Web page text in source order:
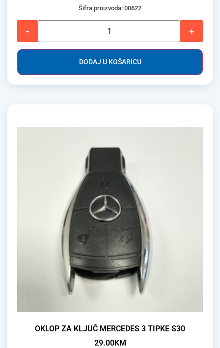
Šifra proizvoda: 00622
- +
DODAJ U KOŠARICU
OKLOP ZA KLJUČ MERCEDES 3 TIPKE S30
29.00KM